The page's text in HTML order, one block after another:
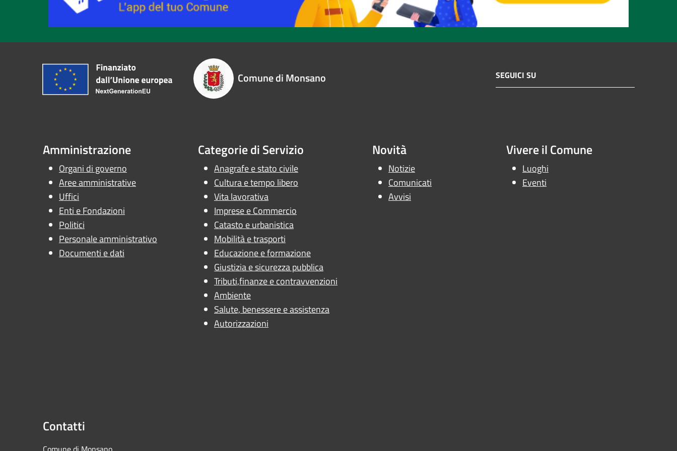
Comune di Monsano SEGUICI SU
Amministrazione
Organi di governo
Aree amministrative
Uffici
Enti e Fondazioni
Politici
Personale amministrativo
Documenti e dati
Categorie di Servizio
Anagrafe e stato civile
Cultura e tempo libero
Vita lavorativa
Imprese e Commercio
Catasto e urbanistica
Mobilità e trasporti
Educazione e formazione
Giustizia e sicurezza pubblica
Tributi,finanze e contravvenzioni
Ambiente
Salute, benessere e assistenza
Autorizzazioni
Novità
Notizie
Comunicati
Avvisi
Vivere il Comune
Luoghi
Eventi
Contatti